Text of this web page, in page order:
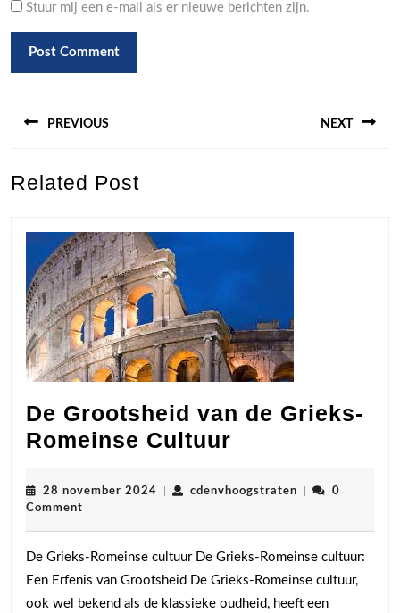
Stuur mij een e-mail als er nieuwe berichten zijn.
PREVIOUS
post:
NEXT
Related Post
De Grootsheid van de Grieks-
Romeinse Cultuur
Grootsheid
van
Grieks-
Romeinse
Cultuur
28 november 2024 28
cdenvhoogstraten
0
Comment
De Grieks-Romeinse cultuur De Grieks-Romeinse cultuur:
Een Erfenis van Grootsheid De Grieks-Romeinse cultuur,
ook wel bekend als de klassieke oudheid, heeft een